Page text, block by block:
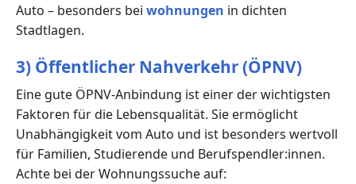
Auto – besonders bei wohnungen in dichten
Stadtlagen.
3) Öffentlicher Nahverkehr (ÖPNV)
Eine gute ÖPNV-Anbindung ist einer der wichtigsten
Faktoren für die Lebensqualität. Sie ermöglicht
Unabhängigkeit vom Auto und ist besonders wertvoll
für Familien, Studierende und Berufspendler:innen.
Achte bei der Wohnungssuche auf: